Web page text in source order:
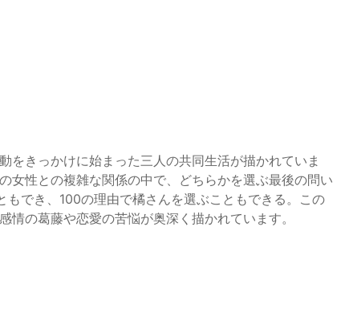
をきっかけに始まった三人の共同生活が描かれていま
女性との複雑な関係の中で、どちらかを選ぶ最後の問い
でき、100の理由で橘さんを選ぶこともできる。この
の葛藤や恋愛の苦悩が奥深く描かれています。